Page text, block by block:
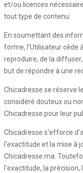
et/ou licences
tout type de contenu.
En soumettant des
forme, l'Utilisateur cède
reproduire, de la
but de répondre à une
Chicadresse se réserve
considéré douteux ou
Chicadresse pour leur
Chicadresse s'efforce
l'exactitude et la mise à
Chicadresse.ma.
l'exactitude, la